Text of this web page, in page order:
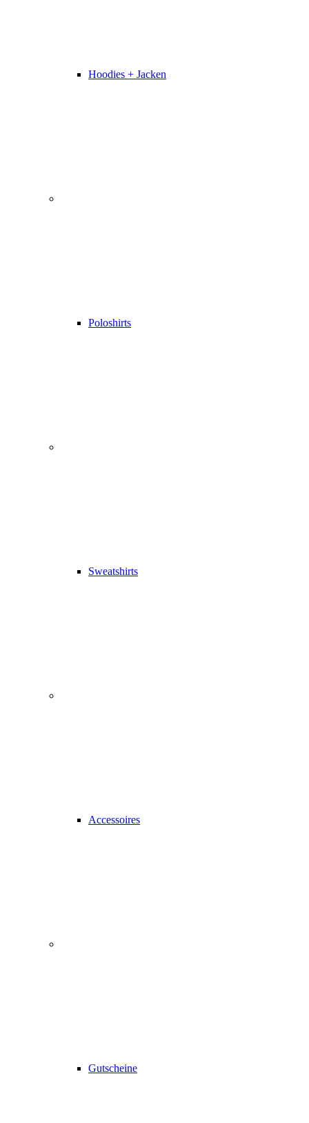
Hoodies + Jacken
Poloshirts
Sweatshirts
Accessoires
Gutscheine